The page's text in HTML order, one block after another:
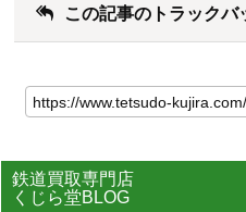
この記事のトラックバ
鉄道買取専門店
くじら堂BLOG